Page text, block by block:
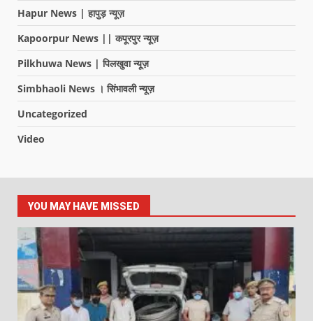
Hapur News | हापुड़ न्यूज़
Kapoorpur News || कपूरपुर न्यूज़
Pilkhuwa News | पिलखुवा न्यूज़
Simbhaoli News । सिंभावली न्यूज़
Uncategorized
Video
YOU MAY HAVE MISSED